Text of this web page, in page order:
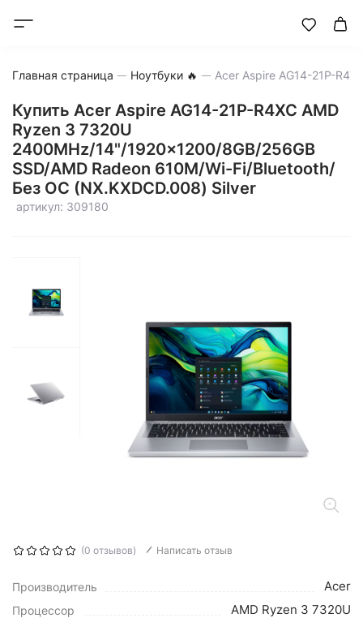
Главная страница Ноутбуки 🔥
Купить Acer Aspire AG14-21P-R4XC AMD
Ryzen 3 7320U
2400MHz/14"/1920x1200/8GB/256GB
SSD/AMD Radeon 610M/Wi-Fi/Bluetooth/
Без ОС (NX.KXDCD.008) Silver
артикул: 309180
(0 отзывов) Написать отзыв
Производитель Acer
Процессор AMD Ryzen 3 7320U